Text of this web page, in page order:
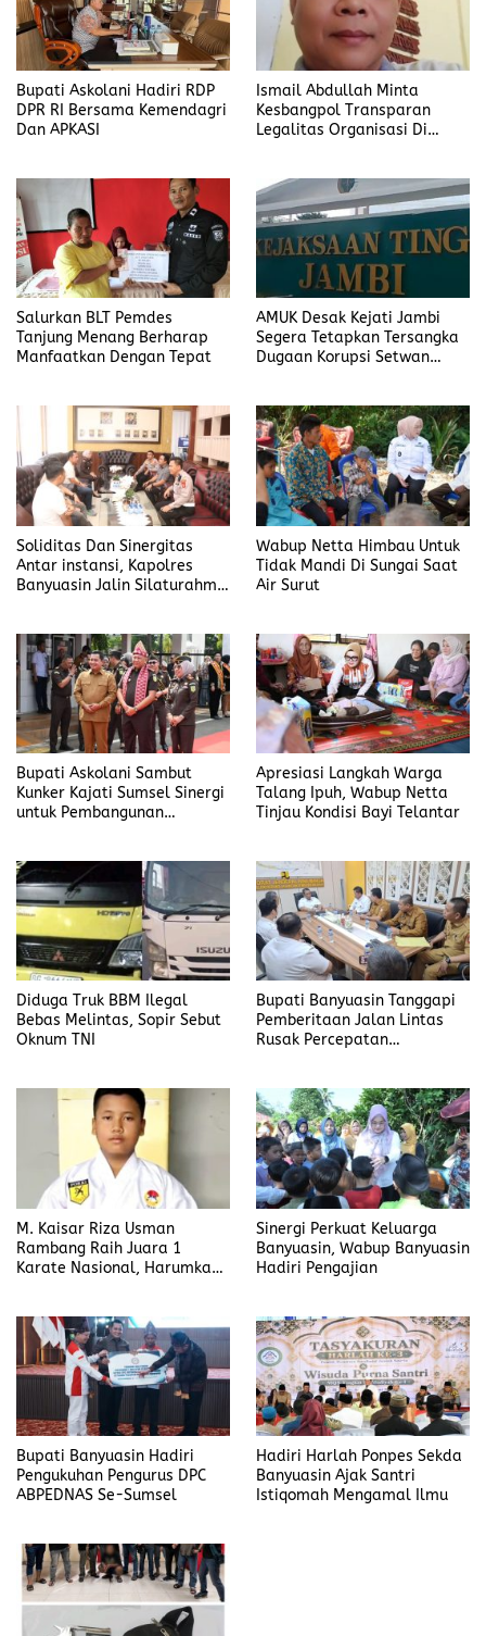
Bupati Askolani Hadiri RDP
DPR RI Bersama Kemendagri
Dan APKASI
Ismail Abdullah Minta
Kesbangpol Transparan
Legalitas Organisasi Di
Salurkan BLT Pemdes
Tanjung Menang Berharap
Manfaatkan Dengan Tepat
AMUK Desak Kejati Jambi
Segera Tetapkan Tersangka
Dugaan Korupsi Setwan
Soliditas Dan Sinergitas
Antar instansi, Kapolres
Banyuasin Jalin Silaturahmi
Wabup Netta Himbau Untuk
Tidak Mandi Di Sungai Saat
Air Surut
Bupati Askolani Sambut
Kunker Kajati Sumsel Sinergi
untuk Pembangunan
Apresiasi Langkah Warga
Talang Ipuh, Wabup Netta
Tinjau Kondisi Bayi Telantar
Diduga Truk BBM Ilegal
Bebas Melintas, Sopir Sebut
Oknum TNI
Bupati Banyuasin Tanggapi
Pemberitaan Jalan Lintas
Rusak Percepatan
M. Kaisar Riza Usman
Rambang Raih Juara 1
Karate Nasional, Harumkan
Sinergi Perkuat Keluarga
Banyuasin, Wabup Banyuasin
Hadiri Pengajian
Bupati Banyuasin Hadiri
Pengukuhan Pengurus DPC
ABPEDNAS Se-Sumsel
Hadiri Harlah Ponpes Sekda
Banyuasin Ajak Santri
Istiqomah Mengamal Ilmu